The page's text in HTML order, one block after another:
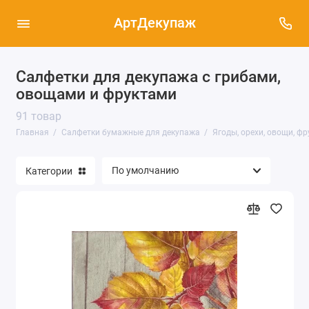
АртДекупаж
Салфетки для декупажа с грибами,
овощами и фруктами
91 товар
Главная Салфетки бумажные для декупажа Ягоды, орехи, овощи,
Новый год, Рождество (771)
Салфетки для декупажа - новые поступления
(133)
(139)
Узоры, орнаменты, фоны (241)
Ягоды, орехи, овощи, фрукты, грибы (91)
Категории